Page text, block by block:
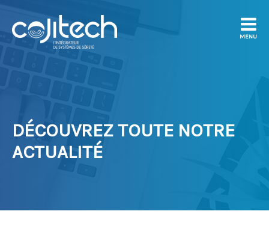
MENU
DÉCOUVREZ TOUTE NOTRE
ACTUALITÉ